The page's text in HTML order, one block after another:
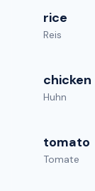
rice
Reis
chicken
Huhn
tomato
Tomate